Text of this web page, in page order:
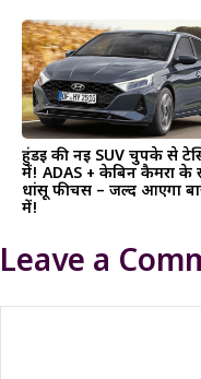
हुंडई की नई SUV चुपके से
में! ADAS + केबिन कैमरा के
धांसू फीचर्स – जल्द आएगा
में!
Leave a